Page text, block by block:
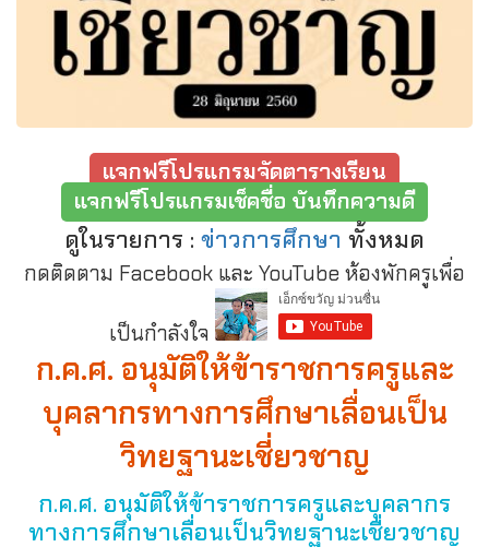
แจกฟรีโปรแกรมจัดตารางเรียน
แจกฟรีโปรแกรมเช็คชื่อ บันทึกความดี
ดูในรายการ : ข่าวการศึกษา ทั้งหมด
กดติดตาม Facebook และ YouTube ห้องพักครูเพื่อ
เป็นกำลังใจ
ก.ค.ศ. อนุมัติให้ข้าราชการครูและ
บุคลากรทางการศึกษาเลื่อนเป็น
วิทยฐานะเชี่ยวชาญ
ก.ค.ศ. อนุมัติให้ข้าราชการครูและบุคลากร
ทางการศึกษาเลื่อนเป็นวิทยฐานะเชี่ยวชาญ